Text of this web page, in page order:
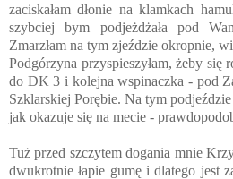
zaciskałam dłonie na klamkach
szybciej bym podjeżdżała pod
Zmarzłam na tym zjeździe okropnie,
Podgórzyna przyspieszyłam, żeby się
do DK 3 i kolejna wspinaczka - pod
Szklarskiej Porębie. Na tym
jak okazuje się na mecie -
Tuż przed szczytem dogania mnie
dwukrotnie łapie gumę i dlatego jest